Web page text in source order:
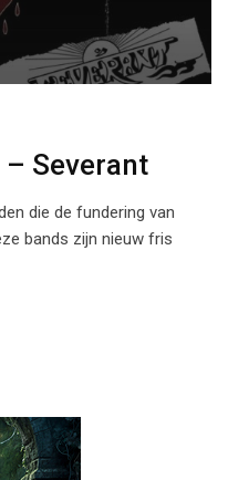
– Severant
die de fundering van
bands zijn nieuw fris